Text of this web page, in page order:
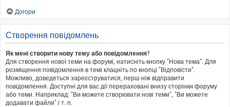
Догори
Створення повідомлень
Як мені створити нову тему або повідомлення?
Для створення нової теми на форумі, натисніть кнопку "Нова тема". Для
розміщення повідомлення в темі клацніть по кнопці "Відповісти".
Можливо, доведеться зареєструватися, перш ніж відправити
повідомлення. Доступні для вас дії перераховані внизу сторінки форуму
або теми. Наприклад: "Ви можете створювати нові теми", "Ви можете
додавати файли" і т. п.